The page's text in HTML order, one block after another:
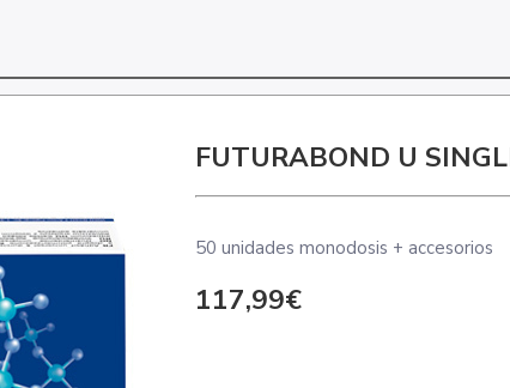
FUTURABOND U
50 unidades monodosis + accesorios
117,99€